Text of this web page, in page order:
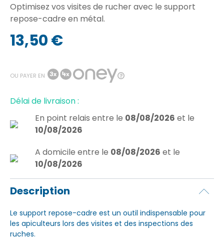
Optimisez vos visites de rucher avec le support
repose-cadre en métal.
13,50 €
OU PAYER EN
Délai de livraison :
En point relais entre le 08/08/2026 et le
10/08/2026
A domicile entre le 08/08/2026 et le
10/08/2026
Description
Le support repose-cadre est un outil indispensable pour
les apiculteurs lors des visites et des inspections des
ruches.